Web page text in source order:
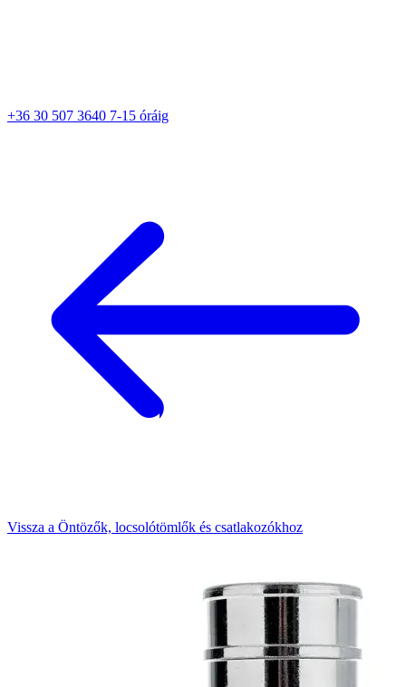
+36 30 507 3640 7-15 óráig
Vissza a Öntözők, locsolótömlők és csatlakozókhoz